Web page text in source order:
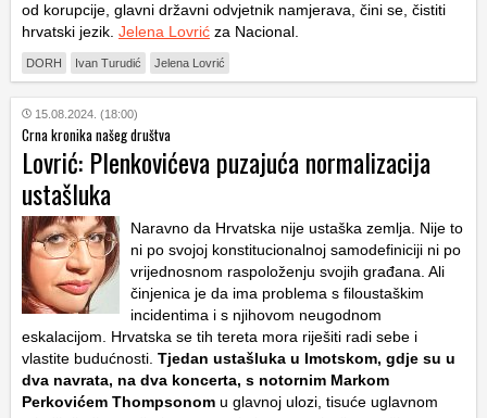
od korupcije, glavni državni odvjetnik namjerava, čini se, čistiti
hrvatski jezik. Jelena Lovrić za Nacional.
DORH Ivan Turudić Jelena Lovrić
15.08.2024. (18:00)
Crna kronika našeg društva
Lovrić: Plenkovićeva puzajuća normalizacija
ustašluka
Naravno da Hrvatska nije ustaška zemlja. Nije to
ni po svojoj konstitucionalnoj samodefiniciji ni po
vrijednosnom raspoloženju svojih građana. Ali
činjenica je da ima problema s filoustaškim
incidentima i s njihovom neugodnom
eskalacijom. Hrvatska se tih tereta mora riješiti radi sebe i
vlastite budućnosti. Tjedan ustašluka u Imotskom, gdje su u
dva navrata, na dva koncerta, s notornim Markom
Perkovićem Thompsonom u glavnoj ulozi, tisuće uglavnom